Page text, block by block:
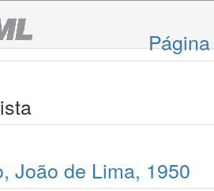
João de Lima, 1950